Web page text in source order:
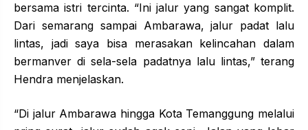
bersama istri tercinta. “Ini jalur yang sangat komplit.
Dari semarang sampai Ambarawa, jalur padat lalu
lintas, jadi saya bisa merasakan kelincahan dalam
bermanver di sela-sela padatnya lalu lintas,” terang
Hendra menjelaskan.
“Di jalur Ambarawa hingga Kota Temanggung melalui